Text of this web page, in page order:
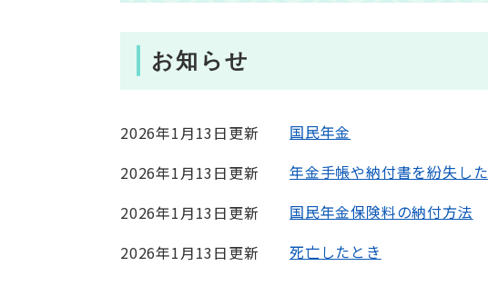
お知らせ
2026年1月13日更新
国民年金
2026年1月13日更新
年金手帳や納付書を紛失し
2026年1月13日更新
国民年金保険料の納付方法
2026年1月13日更新
死亡したとき